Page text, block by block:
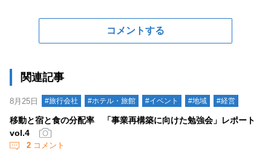
コメントする
関連記事
8月25日 #旅行会社 #ホテル・旅館 #イベント #地域 #経営
移動と宿と食の分配率 「事業再構築に向けた勉強会」レポート
vol.4
2 コメント